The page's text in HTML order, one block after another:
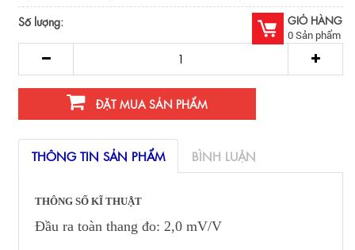
GIỎ HÀNG
0Sản phẩm
Số lượng:
ĐẶT MUA SẢN PHẨM
THÔNG TIN SẢN PHẨM BÌNH LUẬN
THÔNG SỐ KĨ THUẬT
Đầu ra toàn thang đo: 2,0 mV/V